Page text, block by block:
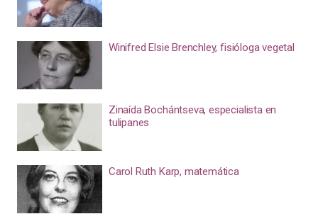
Winifred Elsie Brenchley, fisióloga vegetal
Zinaída Bochántseva, especialista en
tulipanes
Carol Ruth Karp, matemática